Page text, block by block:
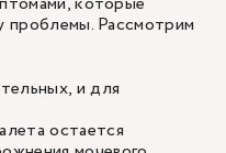
проблемы. Рассмотрим
и для
остается